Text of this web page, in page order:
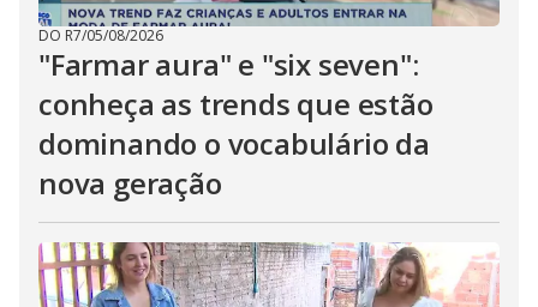
DO R7/05/08/2026
"Farmar aura" e "six seven":
conheça as trends que estão
dominando o vocabulário da
nova geração